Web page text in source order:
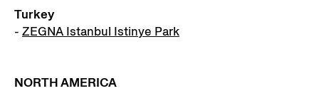
Turkey
- ZEGNA Istanbul Istinye Park
NORTH AMERICA